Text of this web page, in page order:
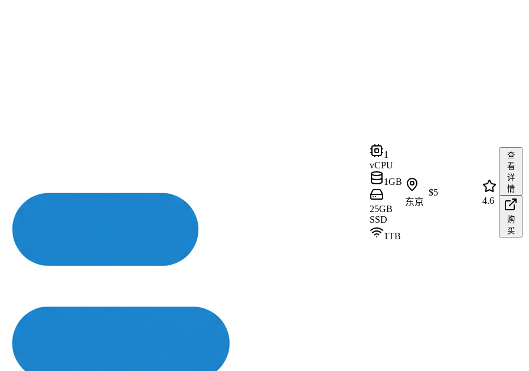
1
vCPU
1GB
25GB
SSD
1TB
东京
$5
4.6
查
看
详
情
购
买